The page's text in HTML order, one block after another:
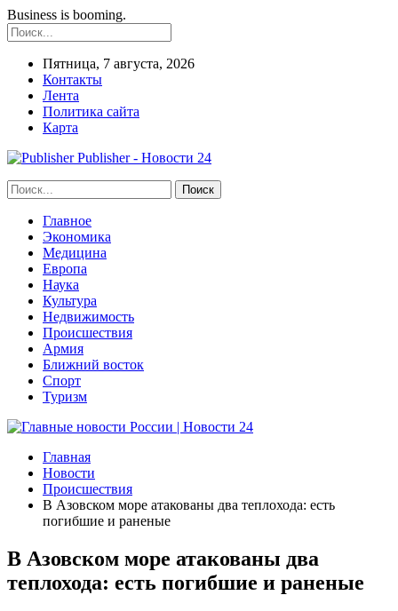
Business is booming.
Пятница, 7 августа, 2026
Контакты
Лента
Политика сайта
Карта
Publisher - Новости 24
Главное
Экономика
Медицина
Европа
Наука
Культура
Недвижимость
Происшествия
Армия
Ближний восток
Спорт
Туризм
Главная
Новости
Происшествия
В Азовском море атакованы два теплохода: есть
погибшие и раненые
В Азовском море атакованы два
теплохода: есть погибшие и раненые